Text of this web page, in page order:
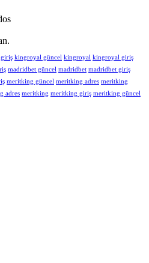
kingroyal güncel kingroyal kingroyal giriş
madridbet güncel madridbet madridbet giriş
meritking güncel meritking adres meritking
adres meritking meritking giriş meritking güncel